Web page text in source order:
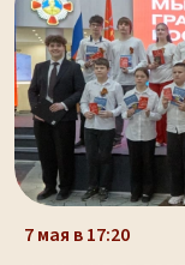
7 мая в 17:20